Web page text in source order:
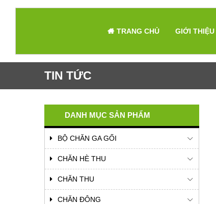
TRANG CHỦ GIỚI THIỆU
TIN TỨC
DANH MỤC SẢN PHẨM
BỘ CHĂN GA GỐI
CHĂN HÈ THU
CHĂN THU
CHĂN ĐÔNG